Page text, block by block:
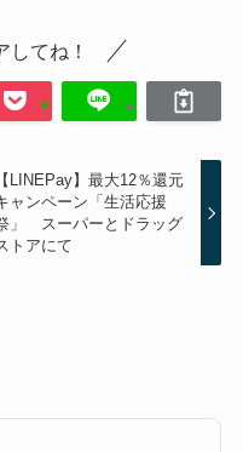
してね！
【LINEPay】最大12％還元
ャンペーン「生活応援
」 スーパーとドラッグ
トアにて